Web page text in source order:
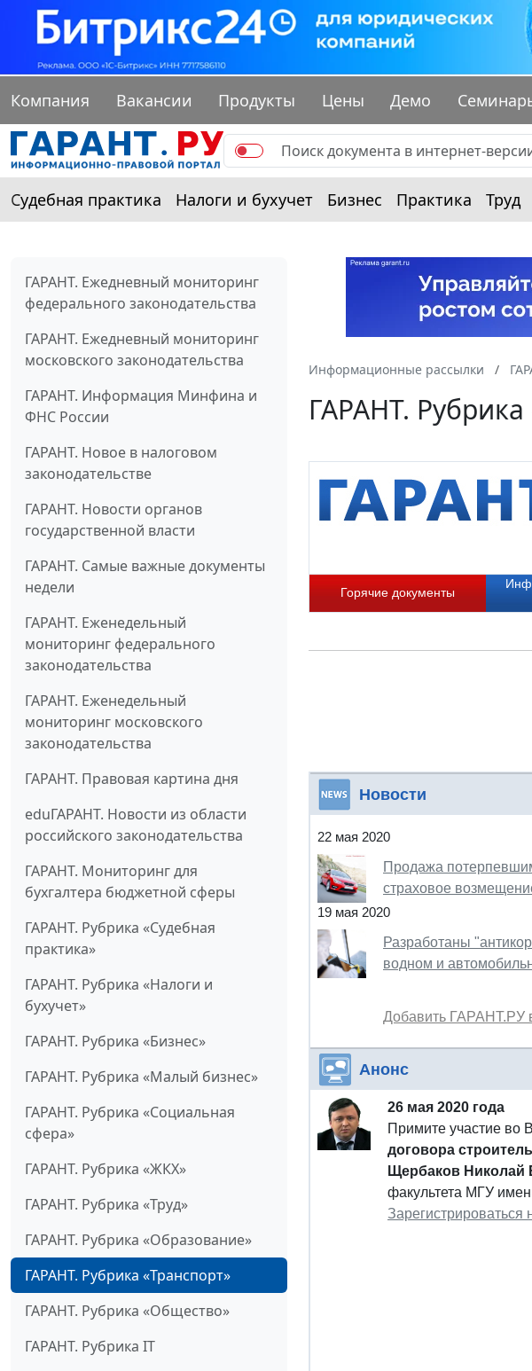
Компания Вакансии Продукты Цены Демо
Судебная практика Налоги и бухучет Бизнес Практика Труд
ГАРАНТ. Ежедневный мониторинг
федерального законодательства
ГАРАНТ. Ежедневный мониторинг
московского законодательства
ГАРАНТ. Информация Минфина и
ФНС России
ГАРАНТ. Новое в налоговом
законодательстве
ГАРАНТ. Новости органов
государственной власти
ГАРАНТ. Самые важные документы
недели
ГАРАНТ. Еженедельный
мониторинг федерального
законодательства
ГАРАНТ. Еженедельный
мониторинг московского
законодательства
ГАРАНТ. Правовая картина дня
eduГАРАНТ. Новости из области
российского законодательства
ГАРАНТ. Мониторинг для
бухгалтера бюджетной сферы
ГАРАНТ. Рубрика «Судебная
практика»
ГАРАНТ. Рубрика «Налоги и
бухучет»
ГАРАНТ. Рубрика «Бизнес»
ГАРАНТ. Рубрика «Малый бизнес»
ГАРАНТ. Рубрика «Социальная
сфера»
ГАРАНТ. Рубрика «ЖКХ»
ГАРАНТ. Рубрика «Труд»
ГАРАНТ. Рубрика «Образование»
ГАРАНТ. Рубрика «Транспорт»
ГАРАНТ. Рубрика «Общество»
ГАРАНТ. Рубрика IT
Информационные рассылки
ГАРАНТ.
Горячие документы
Новости
22 мая 2020
Продажа
страховое
19 мая 2020
Разработаны
водном и
Добавить ГАРАНТ.РУ
Анонс
26 мая 2020 года
Примите участие во
договора
Щербаков Николай
факультета МГУ
Зарегистрироваться